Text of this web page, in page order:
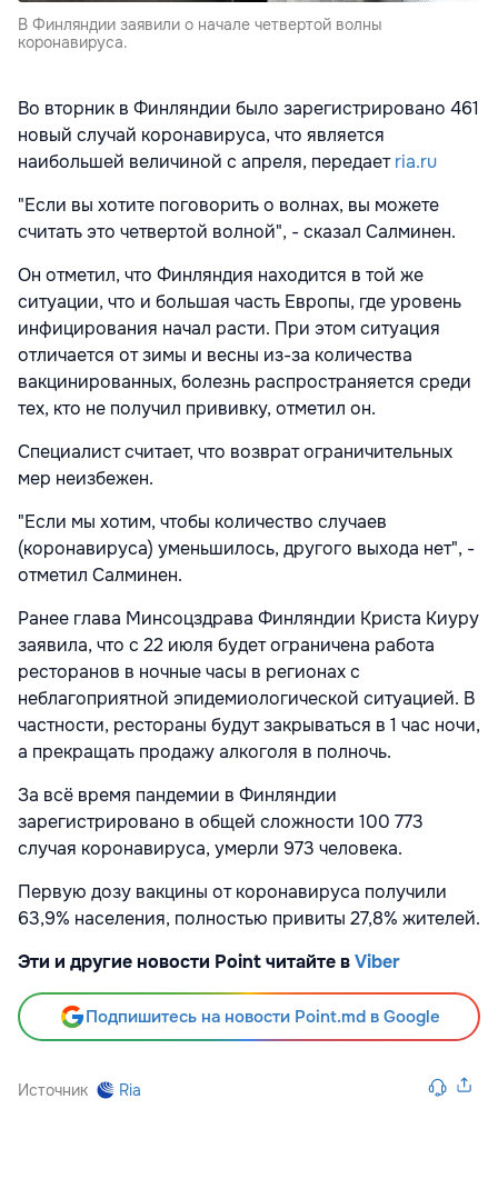
В Финляндии заявили о начале четвертой волны
коронавируса.
Во вторник в Финляндии было зарегистрировано 461
новый случай коронавируса, что является
наибольшей величиной с апреля, передаетria.ru
"Если вы хотите поговорить о волнах, вы можете
считать это четвертой волной", - сказал Салминен.
Он отметил, что Финляндия находится в той же
ситуации, что и большая часть Европы, где уровень
инфицирования начал расти. При этом ситуация
отличается от зимы и весны из-за количества
вакцинированных, болезнь распространяется среди
тех, кто не получил прививку, отметил он.
Специалист считает, что возврат ограничительных
мер неизбежен.
"Если мы хотим, чтобы количество случаев
(коронавируса) уменьшилось, другого выхода нет", -
отметил Салминен.
Ранее глава Минсоцздрава Финляндии Криста Киуру
заявила, что с 22 июля будет ограничена работа
ресторанов в ночные часы в регионах с
неблагоприятной эпидемиологической ситуацией. В
частности, рестораны будут закрываться в 1 час ночи,
а прекращать продажу алкоголя в полночь.
За всё время пандемии в Финляндии
зарегистрировано в общей сложности 100 773
случая коронавируса, умерли 973 человека.
Первую дозу вакцины от коронавируса получили
63,9% населения, полностью привиты 27,8% жителей.
Эти и другие новости Point читайте вViber
Подпишитесь на новости Point.md в Google
Источник Ria